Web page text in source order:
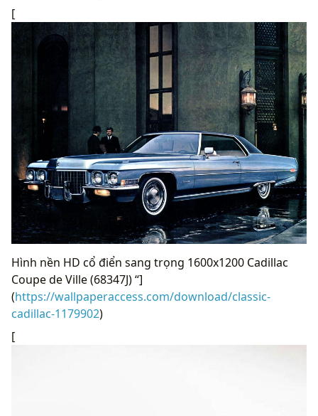
[
Hình nền HD cổ điển sang trọng 1600x1200 Cadillac
Coupe de Ville (68347J) “]
(https://wallpaperaccess.com/download/classic-
cadillac-1179902)
[